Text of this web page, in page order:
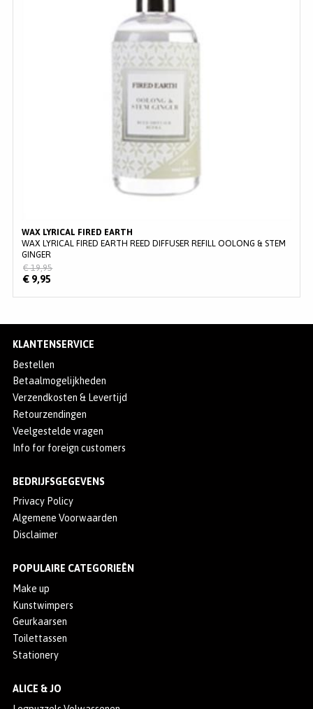
WAX LYRICAL FIRED EARTH
WAX LYRICAL FIRED EARTH REED DIFFUSER REFILL OOLONG & STEM
GINGER
€ 9,95
€ 19,95
KLANTENSERVICE
Bestellen
Betaalmogelijkheden
Verzendkosten & Levertijd
Retourzendingen
Veelgestelde vragen
Info for foreign customers
BEDRIJFSGEGEVENS
Privacy Policy
Algemene Voorwaarden
Disclaimer
POPULAIRE CATEGORIEËN
Make up
Kunstwimpers
Geurkaarsen
Toilettassen
Stationery
ALICE & JO